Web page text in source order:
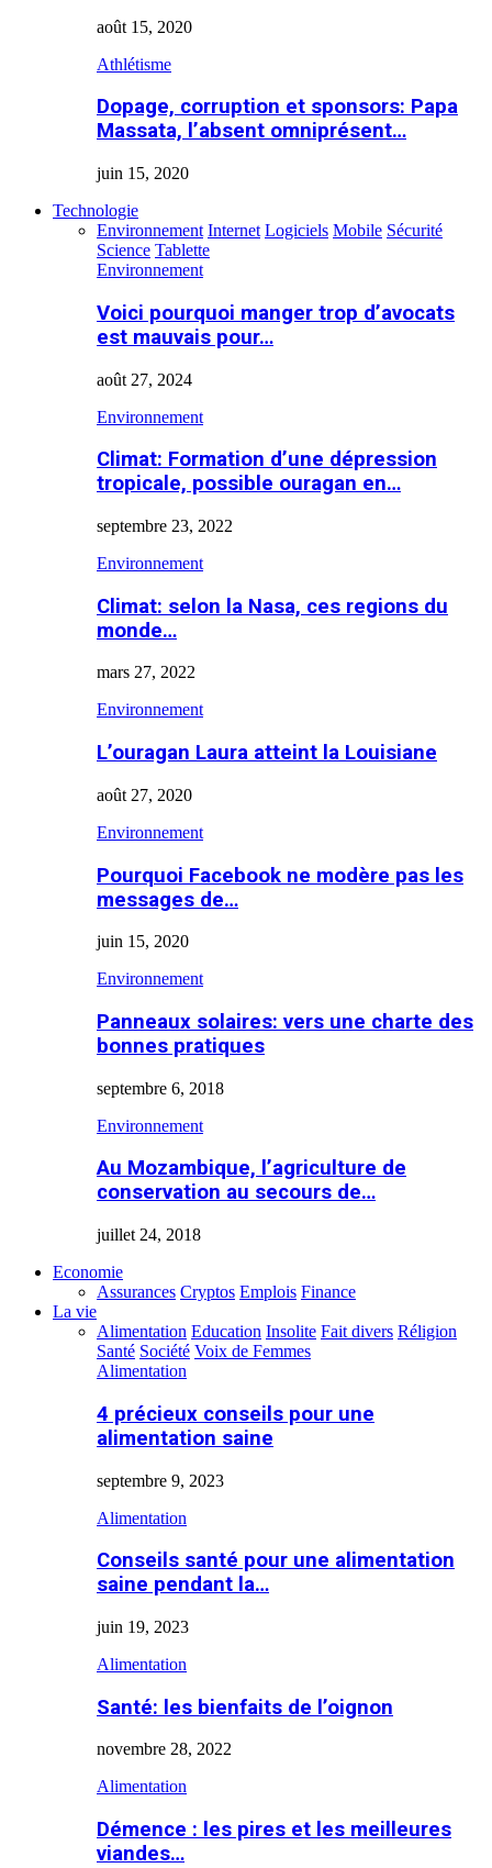
août 15, 2020
Athlétisme
Dopage, corruption et sponsors: Papa
Massata, l’absent omniprésent…
juin 15, 2020
Technologie
Environnement Internet Logiciels Mobile Sécurité
Science Tablette
Environnement
Voici pourquoi manger trop d’avocats
est mauvais pour…
août 27, 2024
Environnement
Climat: Formation d’une dépression
tropicale, possible ouragan en…
septembre 23, 2022
Environnement
Climat: selon la Nasa, ces regions du
monde…
mars 27, 2022
Environnement
L’ouragan Laura atteint la Louisiane
août 27, 2020
Environnement
Pourquoi Facebook ne modère pas les
messages de…
juin 15, 2020
Environnement
Panneaux solaires: vers une charte des
bonnes pratiques
septembre 6, 2018
Environnement
Au Mozambique, l’agriculture de
conservation au secours de…
juillet 24, 2018
Economie
Assurances Cryptos Emplois Finance
La vie
Alimentation Education Insolite Fait divers Réligion
Santé Société Voix de Femmes
Alimentation
4 précieux conseils pour une
alimentation saine
septembre 9, 2023
Alimentation
Conseils santé pour une alimentation
saine pendant la…
juin 19, 2023
Alimentation
Santé: les bienfaits de l’oignon
novembre 28, 2022
Alimentation
Démence : les pires et les meilleures
viandes…